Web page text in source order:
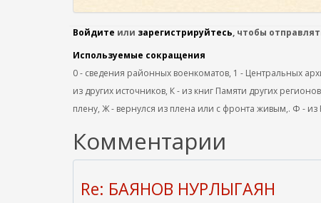
Войдите или зарегистрируйтесь, чтобы
Используемые сокращения
0 - сведения районных военкоматов, 1 - Центральных
из других источников, К - из книг Памяти других
плену, Ж - вернулся из плена или с фронта живым,. Ф -
Комментарии
Re: БАЯНОВ НУРЛЫГАЯН